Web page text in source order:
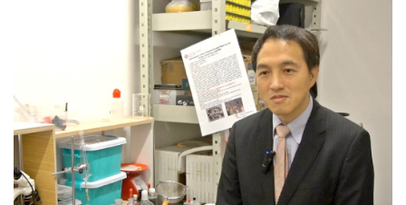
IT Times
生成式AI與雲端應用
Enterprise Digital Transformation